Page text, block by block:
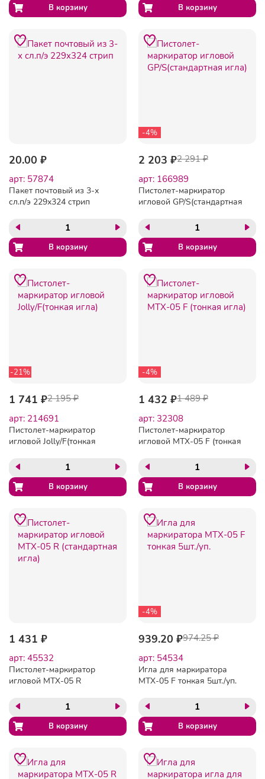
20.00 ₽
арт: 57874
Пакет почтовый из 3-х
сл.п/э 229х324 стрип
-4%
2 203 ₽2 291 ₽
арт: 166989
Пистолет-маркиратор
игловой GP/S(стандартная
-21%
1 741 ₽2 195 ₽
арт: 214691
Пистолет-маркиратор
игловой Jolly/F(тонкая
-4%
1 432 ₽1 489 ₽
арт: 32308
Пистолет-маркиратор
игловой MTX-05 F (тонкая
1 431 ₽
арт: 45532
Пистолет-маркиратор
игловой MTX-05 R
-4%
939.20 ₽974.25 ₽
арт: 54534
Игла для маркиратора
MTX-05 F тонкая 5шт./уп.